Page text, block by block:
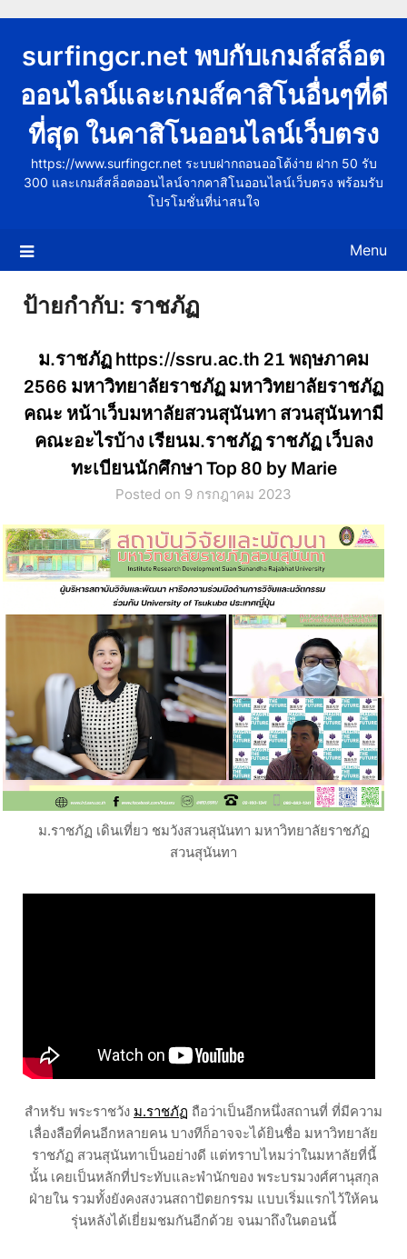
contentsurfingcr.net พบกับเกมส์สล็อต
ออนไลน์และเกมส์คาสิโนอื่นๆที่ดี
ที่สุด ในคาสิโนออนไลน์เว็บตรง
https://www.surfingcr.net ระบบฝากถอนออโต้ง่าย ฝาก 50 รับ
300 และเกมส์สล็อตออนไลน์จากคาสิโนออนไลน์เว็บตรง พร้อมรับ
โปรโมชั่นที่น่าสนใจ
Menu
ป้ายกำกับ: ราชภัฏ
ม.ราชภัฏ https://ssru.ac.th 21 พฤษภาคม
2566 มหาวิทยาลัยราชภัฏ มหาวิทยาลัยราชภัฏ
คณะ หน้าเว็บมหาลัยสวนสุนันทา สวนสุนันทามี
คณะอะไรบ้าง เรียนม.ราชภัฏ ราชภัฏ เว็บลง
ทะเบียนนักศึกษา Top 80 by Marie
Posted on 9 กรกฎาคม 2023
ม.ราชภัฏ เดินเที่ยว ชมวังสวนสุนันทา มหาวิทยาลัยราชภัฏ
สวนสุนันทา
สำหรับ พระราชวัง ม.ราชภัฏ ถือว่าเป็นอีกหนึ่งสถานที่ ที่มีความ
เลื่องลือที่คนอีกหลายคน บางทีก็อาจจะได้ยินชื่อ มหาวิทยาลัย
ราชภัฏ สวนสุนันทาเป็นอย่างดี แต่ทราบไหมว่าในมหาลัยที่นี้
นั้น เคยเป็นหลักที่ประทับและพำนักของ พระบรมวงศ์ศานุสกุล
ฝ่ายใน รวมทั้งยังคงสงวนสถาปัตยกรรม แบบเริ่มแรกไว้ให้คน
รุ่นหลังได้เยี่ยมชมกันอีกด้วย จนมาถึงในตอนนี้